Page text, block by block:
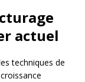
actuel
techniques de